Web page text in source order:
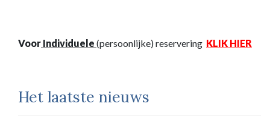
Voor Individuele (persoonlijke) reservering KLIK HIER
Het laatste nieuws